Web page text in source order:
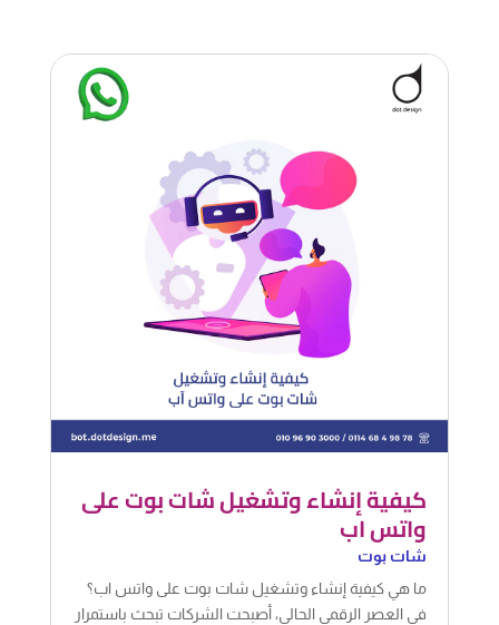
كيفية إنشاء وتشغيل شات بوت على
شات بوت
ما هي كيفية إنشاء وتشغيل شات بوت على واتس اب؟
في العصر الرقمي الحالي، أصبحت الشركات تبحث باستمرار
عن طرق مبتكرة لتحسين تواصلها مع العملاء وتقديم
خدمات سريعة وفعّالة. واحدة من هذه الطرق هي